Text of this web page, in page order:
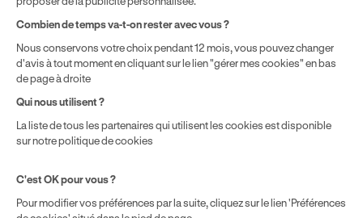
Combien de temps va-t-on rester avec vous ?
Nous conservons votre choix pendant 12 mois, vous pouvez changer
d'avis à tout moment en cliquant sur le lien "gérer mes cookies" en bas
de page à droite
Qui nous utilisent ?
La liste de tous les partenaires qui utilisent les cookies est disponible
sur notre politique de cookies
C'est OK pour vous ?
Pour modifier vos préférences par la suite, cliquez sur le lien 'Préférences